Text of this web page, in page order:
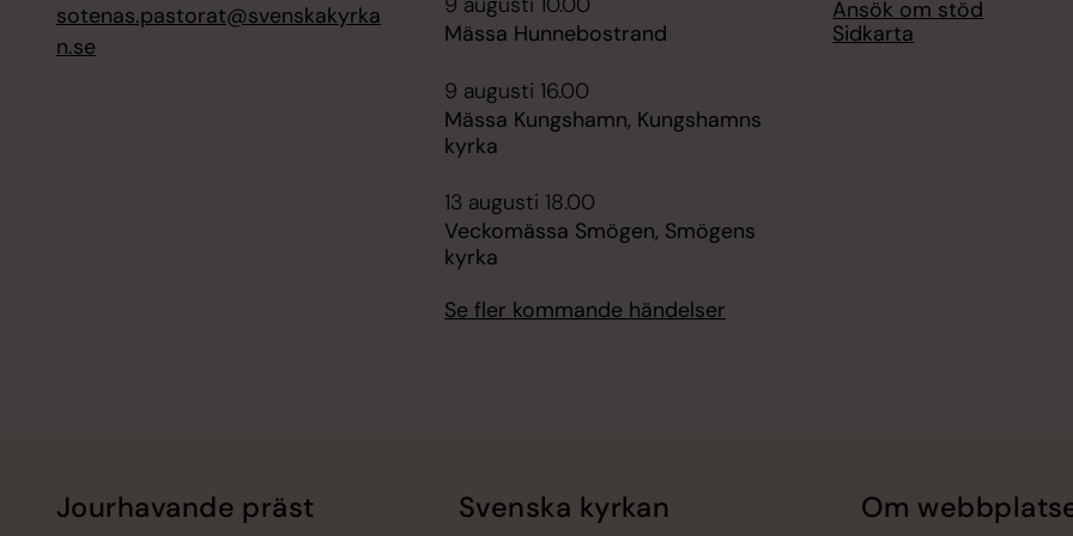
sotenas.pastorat@svenskakyrka
n.se
Mässa Hunnebostrand
9 augusti 16.00
Mässa Kungshamn, Kungshamns
kyrka
13 augusti 18.00
Veckomässa Smögen, Smögens
kyrka
Se fler kommande händelser
Ansök om stöd
Sidkarta
Jourhavande präst Svenska kyrkan Om